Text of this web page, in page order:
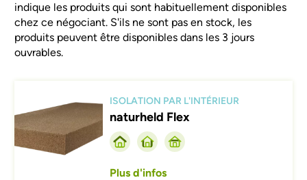
indique les produits qui sont habituellement disponibles
chez ce négociant. S'ils ne sont pas en stock, les
produits peuvent être disponibles dans les 3 jours
ouvrables.
ISOLATION PAR L'INTÉRIEUR
naturheld Flex
Plus d'infos